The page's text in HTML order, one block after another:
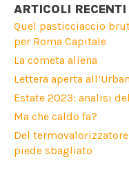
ARTICOLI RECENTI
Quel pasticciaccio
per Roma Capitale
La cometa aliena
Lettera aperta
Estate 2023: analisi
Ma che caldo fa?
Del
piede sbagliato